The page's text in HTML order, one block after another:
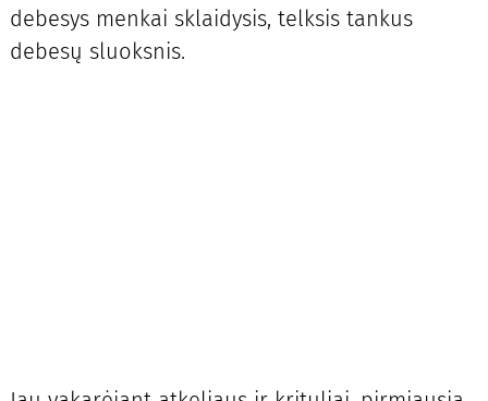
debesys menkai sklaidysis, telksis tankus
debesų sluoksnis.